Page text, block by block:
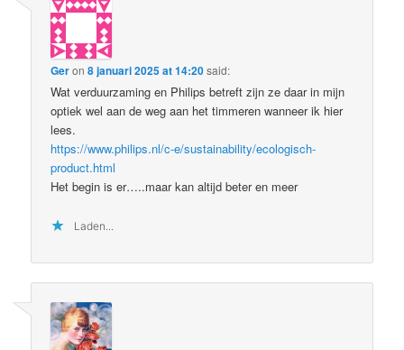
Geron8 januari 2025 at 14:20said:
Wat verduurzaming en Philips betreft zijn ze daar in mijn
optiek wel aan de weg aan het timmeren wanneer ik hier
lees.
https://www.philips.nl/c-e/sustainability/ecologisch-
product.html
Het begin is er…..maar kan altijd beter en meer
Laden...